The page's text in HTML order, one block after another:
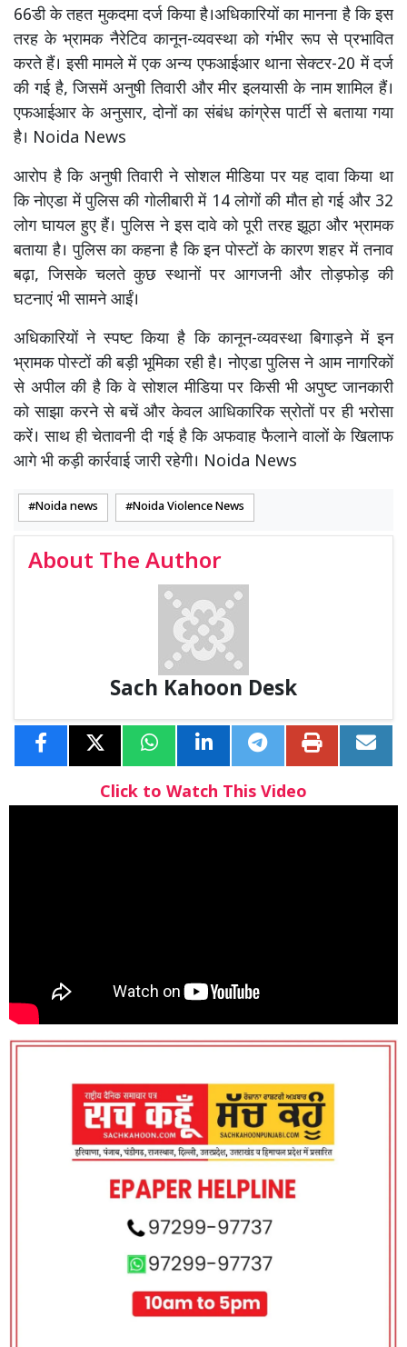
66डी के तहत मुकदमा दर्ज किया है।अधिकारियों का मानना है कि इस
तरह के भ्रामक नैरेटिव कानून-व्यवस्था को गंभीर रूप से प्रभावित
करते हैं। इसी मामले में एक अन्य एफआईआर थाना सेक्टर-20 में दर्ज
की गई है, जिसमें अनुषी तिवारी और मीर इलयासी के नाम शामिल हैं।
एफआईआर के अनुसार, दोनों का संबंध कांग्रेस पार्टी से बताया गया
है। Noida News
आरोप है कि अनुषी तिवारी ने सोशल मीडिया पर यह दावा किया था
कि नोएडा में पुलिस की गोलीबारी में 14 लोगों की मौत हो गई और 32
लोग घायल हुए हैं। पुलिस ने इस दावे को पूरी तरह झूठा और भ्रामक
बताया है। पुलिस का कहना है कि इन पोस्टों के कारण शहर में तनाव
बढ़ा, जिसके चलते कुछ स्थानों पर आगजनी और तोड़फोड़ की
घटनाएं भी सामने आईं।
अधिकारियों ने स्पष्ट किया है कि कानून-व्यवस्था बिगाड़ने में इन
भ्रामक पोस्टों की बड़ी भूमिका रही है। नोएडा पुलिस ने आम नागरिकों
से अपील की है कि वे सोशल मीडिया पर किसी भी अपुष्ट जानकारी
को साझा करने से बचें और केवल आधिकारिक स्रोतों पर ही भरोसा
करें। साथ ही चेतावनी दी गई है कि अफवाह फैलाने वालों के खिलाफ
आगे भी कड़ी कार्रवाई जारी रहेगी। Noida News
Noida news Noida Violence News
About The Author
Sach Kahoon Desk
Click to Watch This Video